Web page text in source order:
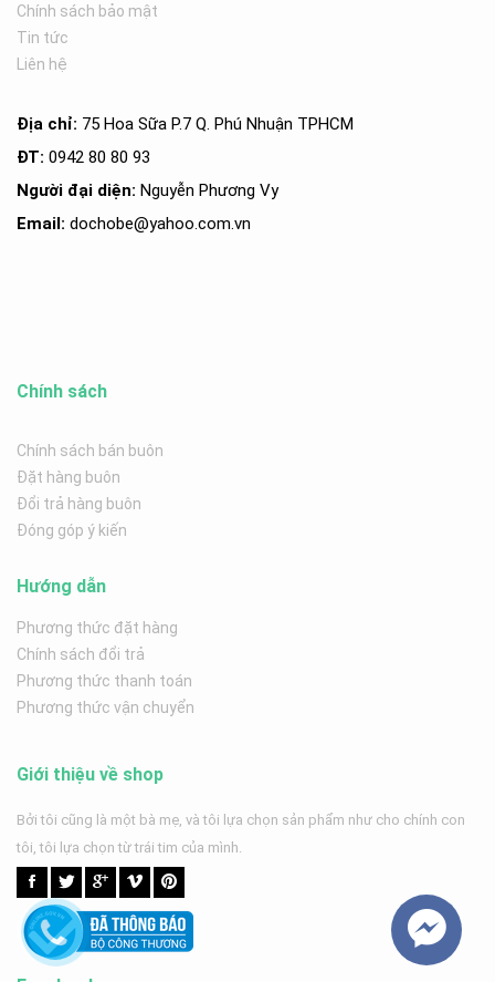
Chính sách bảo mật
Tin tức
Liên hệ
Địa chỉ: 75 Hoa Sữa P.7 Q. Phú Nhuận TPHCM
ĐT: 0942 80 80 93
Người đại diện: Nguyễn Phương Vy
Email: dochobe@yahoo.com.vn
Chính sách
Chính sách bán buôn
Đặt hàng buôn
Đổi trả hàng buôn
Đóng góp ý kiến
Hướng dẫn
Phương thức đặt hàng
Chính sách đổi trả
Phương thức thanh toán
Phương thức vận chuyển
Giới thiệu về shop
Bởi tôi cũng là một bà mẹ, và tôi lựa chọn sản phẩm như cho chính con
tôi, tôi lựa chọn từ trái tim của mình.